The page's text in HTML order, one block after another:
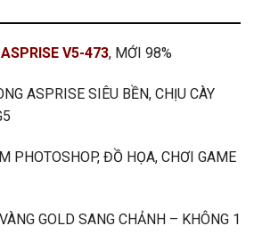
V5-473, MỚI 98%
ASPRISE SIÊU BỀN, CHỊU CÀY
PHOTOSHOP, ĐỒ HỌA, CHƠI GAME
GOLD SANG CHẢNH – KHÔNG 1